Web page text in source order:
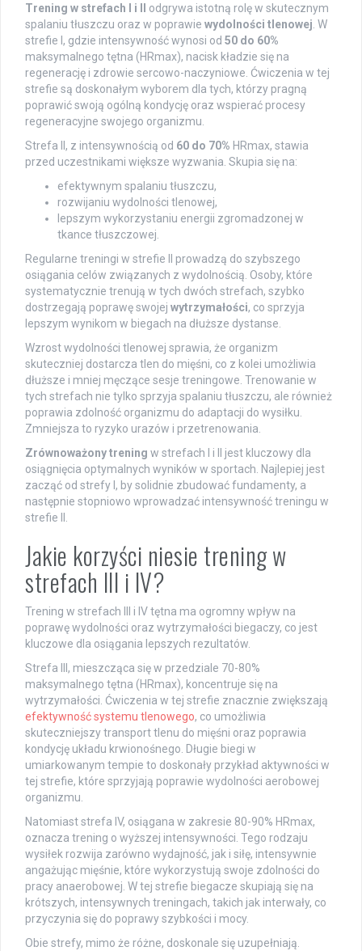
Trening w strefach I i II odgrywa istotną rolę w skutecznym
spalaniu tłuszczu oraz w poprawie wydolności tlenowej . W
strefie I, gdzie intensywność wynosi od 50 do 60%
maksymalnego tętna (HRmax), nacisk kładzie się na
regenerację i zdrowie sercowo-naczyniowe. Ćwiczenia w tej
strefie są doskonałym wyborem dla tych, którzy pragną
poprawić swoją ogólną kondycję oraz wspierać procesy
regeneracyjne swojego organizmu.
Strefa II, z intensywnością od 60 do 70% HRmax, stawia
przed uczestnikami większe wyzwania. Skupia się na:
efektywnym spalaniu tłuszczu,
rozwijaniu wydolności tlenowej,
lepszym wykorzystaniu energii zgromadzonej w
tkance tłuszczowej.
Regularne treningi w strefie II prowadzą do szybszego
osiągania celów związanych z wydolnością. Osoby, które
systematycznie trenują w tych dwóch strefach, szybko
dostrzegają poprawę swojej wytrzymałości, co sprzyja
lepszym wynikom w biegach na dłuższe dystanse.
Wzrost wydolności tlenowej sprawia, że organizm
skuteczniej dostarcza tlen do mięśni, co z kolei umożliwia
dłuższe i mniej męczące sesje treningowe. Trenowanie w
tych strefach nie tylko sprzyja spalaniu tłuszczu, ale również
poprawia zdolność organizmu do adaptacji do wysiłku.
Zmniejsza to ryzyko urazów i przetrenowania.
Zrównoważony trening w strefach I i II jest kluczowy dla
osiągnięcia optymalnych wyników w sportach. Najlepiej jest
zacząć od strefy I, by solidnie zbudować fundamenty, a
następnie stopniowo wprowadzać intensywność treningu w
strefie II.
Jakie korzyści niesie trening w
strefach III i IV?
Trening w strefach III i IV tętna ma ogromny wpływ na
poprawę wydolności oraz wytrzymałości biegaczy, co jest
kluczowe dla osiągania lepszych rezultatów.
Strefa III, mieszcząca się w przedziale 70-80%
maksymalnego tętna (HRmax), koncentruje się na
wytrzymałości. Ćwiczenia w tej strefie znacznie zwiększają
efektywność systemu tlenowego, co umożliwia
skuteczniejszy transport tlenu do mięśni oraz poprawia
kondycję układu krwionośnego. Długie biegi w
umiarkowanym tempie to doskonały przykład aktywności w
tej strefie, które sprzyjają poprawie wydolności aerobowej
organizmu.
Natomiast strefa IV, osiągana w zakresie 80-90% HRmax,
oznacza trening o wyższej intensywności. Tego rodzaju
wysiłek rozwija zarówno wydajność, jak i siłę, intensywnie
angażując mięśnie, które wykorzystują swoje zdolności do
pracy anaerobowej. W tej strefie biegacze skupiają się na
krótszych, intensywnych treningach, takich jak interwały, co
przyczynia się do poprawy szybkości i mocy.
Obie strefy, mimo że różne, doskonale się uzupełniają.